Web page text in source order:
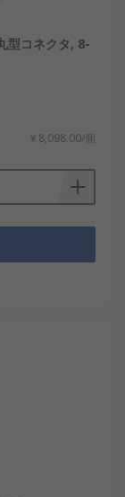
型コネクタ, 8-
￥8,098.00/個